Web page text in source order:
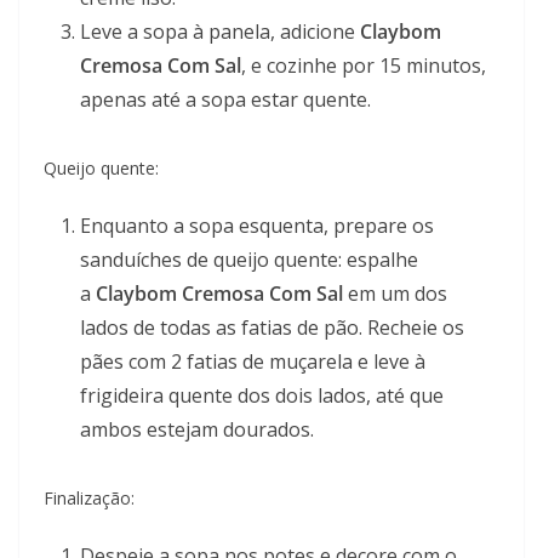
Leve a sopa à panela, adicione Claybom
Cremosa Com Sal, e cozinhe por 15 minutos,
apenas até a sopa estar quente.
Queijo quente:
Enquanto a sopa esquenta, prepare os
sanduíches de queijo quente: espalhe
a Claybom Cremosa Com Salem um dos
lados de todas as fatias de pão. Recheie os
pães com 2 fatias de muçarela e leve à
frigideira quente dos dois lados, até que
ambos estejam dourados.
Finalização: